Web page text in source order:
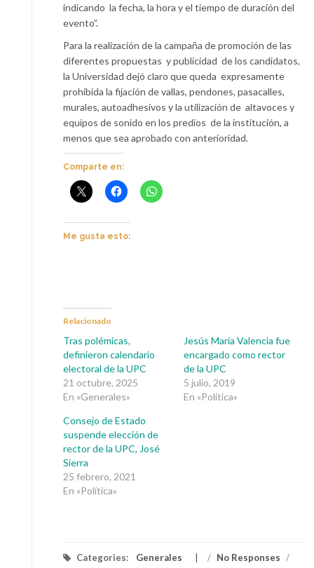
indicando la fecha, la hora y el tiempo de duración del
evento”.
Para la realización de la campaña de promoción de las
diferentes propuestas y publicidad de los candidatos,
la Universidad dejó claro que queda expresamente
prohibida la fijación de vallas, pendones, pasacalles,
murales, autoadhesivos y la utilización de altavoces y
equipos de sonido en los predios de la institución, a
menos que sea aprobado con anterioridad.
Comparte en:
Me gusta esto:
Relacionado
Tras polémicas,
definieron calendario
electoral de la UPC
21 octubre, 2025
En «Generales»
Jesús María Valencia fue
encargado como rector
de la UPC
5 julio, 2019
En «Política»
Consejo de Estado
suspende elección de
rector de la UPC, José
Sierra
25 febrero, 2021
En «Política»
Categories: Generales / No Responses /